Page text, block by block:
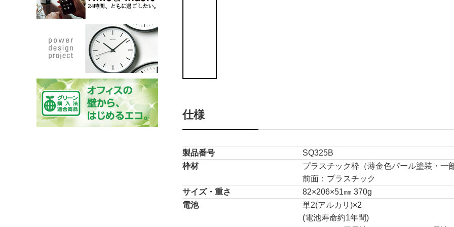
仕様
製品番号
SQ325B
枠材
プラスチック枠（薄金色パール塗装・一
前面：プラスチック
サイズ・重さ
82×206×51㎜ 370g
電池
単2(アルカリ)×2
(電池寿命約1年間)